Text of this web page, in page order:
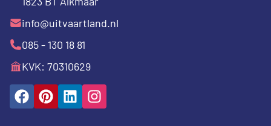
info@uitvaartland.nl
085 - 130 18 81
KVK: 70310629